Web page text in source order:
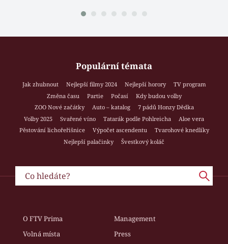
Populární témata
Jak zhubnout Nejlepší filmy 2024 Nejlepší horory
TV program
Změna času
Partie Počasí
Kdy budou volby
ZOO Nové začátky
Auto – katalog
7 pádů Honzy Dědka
Volby 2025
Svařené víno Tatarák podle Pohlreicha
Aloe vera
Pěstování lichořeřišnice
Výpočet ascendentu
Tvarohové knedlíky
Nejlepší palačinky
Švestkový koláč
O FTV Prima
Management
Volná místa
Press